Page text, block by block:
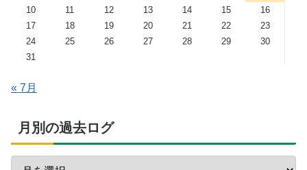
10
11 12 13 14 15
16
17
18 19 20 21 22
23
24
25 26 27 28 29
30
31
« 7月
月別の過去ログ